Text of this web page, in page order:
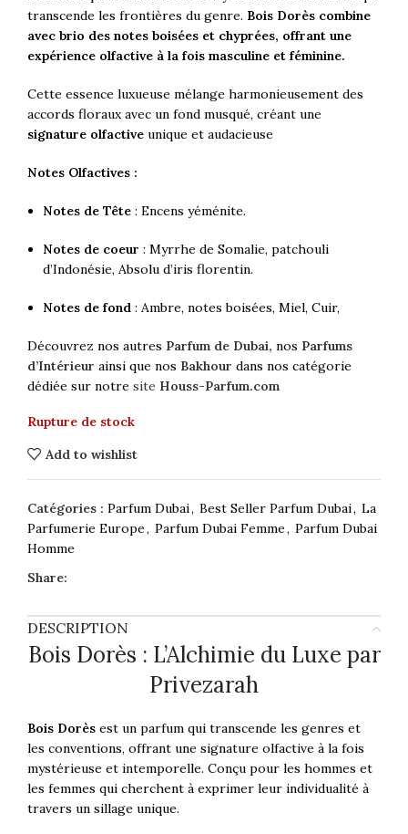
transcende les frontières du genre. Bois Dorès combine
avec brio des notes boisées et chyprées, offrant une
expérience olfactive à la fois masculine et féminine.
Cette essence luxueuse mélange harmonieusement des
accords floraux avec un fond musqué, créant une
signature olfactive unique et audacieuse
Notes Olfactives :
Notes de Tête : Encens yéménite.
Notes de coeur : Myrrhe de Somalie, patchouli
d’Indonésie, Absolu d’iris florentin.
Notes de fond : Ambre, notes boisées, Miel, Cuir,
Découvrez nos autres Parfum de Dubai, nos Parfums
d’Intérieur ainsi que nos Bakhour dans nos catégorie
dédiée sur notre site Houss-Parfum.com
Rupture de stock
Add to wishlist
Catégories : Parfum Dubai, Best Seller Parfum Dubai, La
Parfumerie Europe, Parfum Dubai Femme, Parfum Dubai
Homme
Share:
DESCRIPTION
Bois Dorès : L’Alchimie du Luxe par
Privezarah
Bois Dorès est un parfum qui transcende les genres et
les conventions, offrant une signature olfactive à la fois
mystérieuse et intemporelle. Conçu pour les hommes et
les femmes qui cherchent à exprimer leur individualité à
travers un sillage unique.